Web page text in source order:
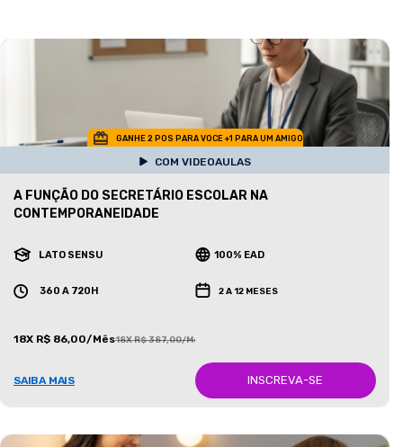
GANHE 2 POS PARA VOCE +1 PARA UM AMIGO
COM VIDEOAULAS
A FUNÇÃO DO SECRETÁRIO ESCOLAR NA
CONTEMPORANEIDADE
LATO SENSU 100% EAD
360 A 720H 2 A 12 MESES
18X R$ 86,00/Mês18X R$ 387,00/Mês
SAIBA MAIS INSCREVA-SE